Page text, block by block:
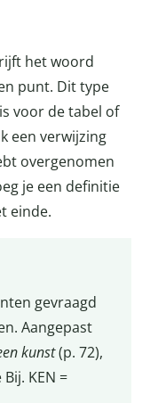
het woord
punt. Dit type
voor de tabel of
een verwijzing
overgenomen
je een definitie
einde.
gevraagd
Aangepast
kunst(p. 72),
KEN =